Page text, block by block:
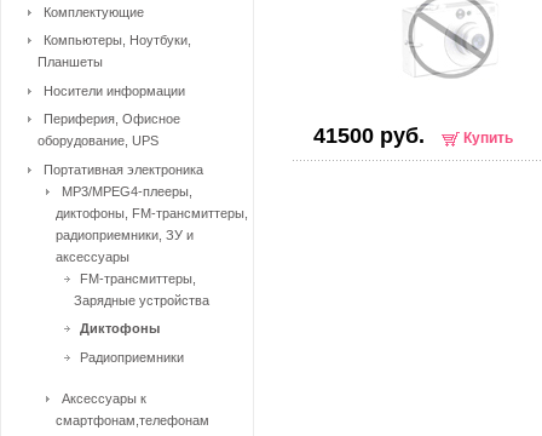
41500 руб. Купить
Комплектующие
Компьютеры, Ноутбуки,
Планшеты
Носители информации
Периферия, Офисное
оборудование, UPS
Портативная электроника
MP3/MPEG4-плееры,
диктофоны, FM-трансмиттеры,
радиоприемники, ЗУ и
аксессуары
FM-трансмиттеры,
Зарядные устройства
Диктофоны
Радиоприемники
Аксессуары к
смартфонам,телефонам